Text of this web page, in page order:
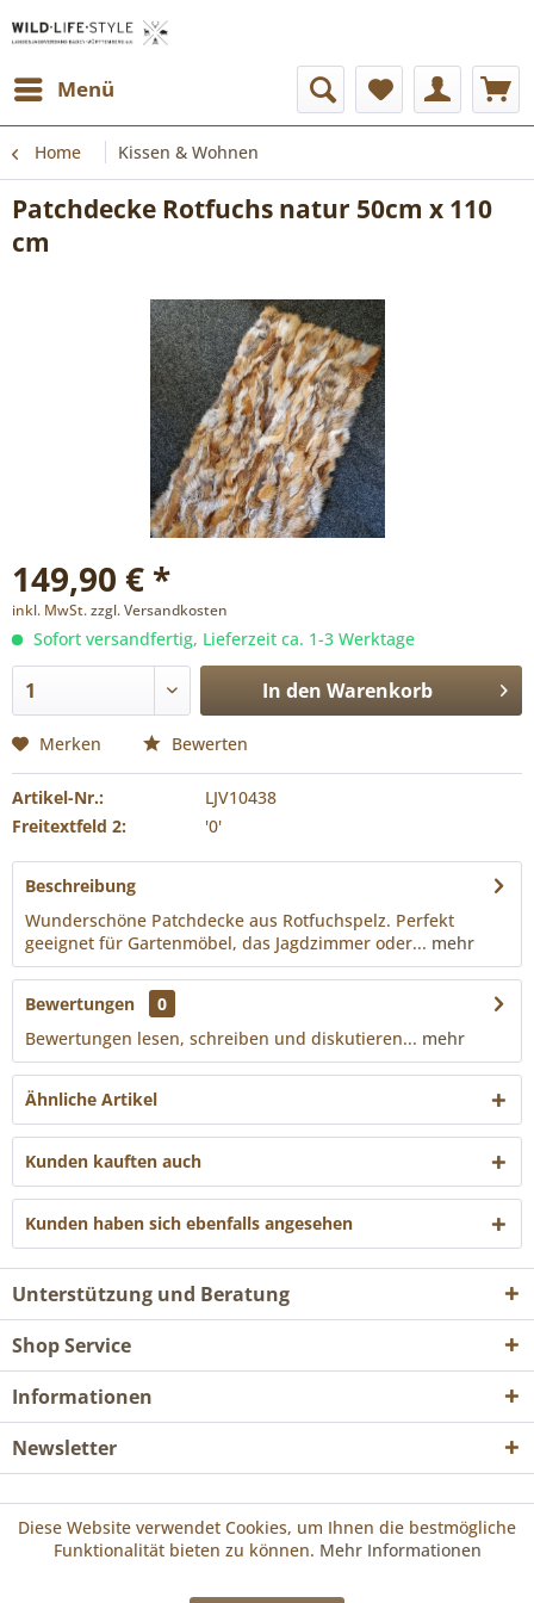
Menü
Home Kissen & Wohnen
Patchdecke Rotfuchs natur 50cm x 110
cm
149,90 € *
inkl. MwSt.zzgl. Versandkosten
Sofort versandfertig, Lieferzeit ca. 1-3 Werktage
In den Warenkorb
Merken Bewerten
Artikel-Nr.:
LJV10438
Freitextfeld 2:
'0'
Beschreibung
Wunderschöne Patchdecke aus Rotfuchspelz. Perfekt
geeignet für Gartenmöbel, das Jagdzimmer oder... mehr
Bewertungen
0
Bewertungen lesen, schreiben und diskutieren... mehr
Ähnliche Artikel
Kunden kauften auch
Kunden haben sich ebenfalls angesehen
Unterstützung und Beratung
Shop Service
Informationen
Newsletter
Nachnahmegebühren, wenn nicht anders beschrieben
Diese Website verwendet Cookies, um Ihnen die bestmögliche
Funktionalität bieten zu können. Mehr Informationen